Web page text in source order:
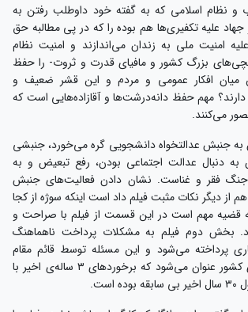
و نظام اسلامی که به گفته‌ خود داوطلب رفتن به
علیه تکفیری‌ها هم بوده را که در پی مطالبه‌ حق
امنیت ملی به زندان می‌اندازند و امنیت نظام
بزرگ کشور و مافیای قدرت و ثروت- را حفظ
میان افکار عمومی و مردم و این قشر ضعیف و
مهم حفظ دانه‌درشت‌ها و آقازاده‌هایی است که
می‌کنند.
به جنبش عدالتخواه دانشجویی گره می‌خورد، جنبشی
دنبال عدالت اجتماعی بودن، رفع تبعیض و به
جنگ فقر و غناست. نشان دادن فعالیت‌های جنبش
از دیگر نکات مثبت فیلم داد است اینکه سوژه از کجا
قضیه مهم است در این قسمت از فیلم با صراحت و
بخش دوم فیلم به مشکلات پرداخت ناهماهنگ
پرداخته می‌شود و این مسئله توسط قائم مقام
سازمان نظام پرستاری کشور عنوان می‌شود که برخوردهای ۳ ساله‌ی اخیر با